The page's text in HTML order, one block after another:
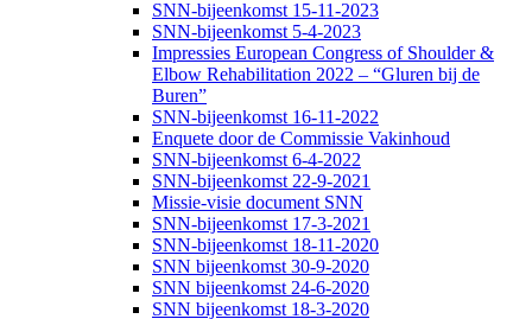
SNN-bijeenkomst 15-11-2023
SNN-bijeenkomst 5-4-2023
Impressies European Congress of Shoulder &
Elbow Rehabilitation 2022 – “Gluren bij de
Buren”
SNN-bijeenkomst 16-11-2022
Enquete door de Commissie Vakinhoud
SNN-bijeenkomst 6-4-2022
SNN-bijeenkomst 22-9-2021
Missie-visie document SNN
SNN-bijeenkomst 17-3-2021
SNN-bijeenkomst 18-11-2020
SNN bijeenkomst 30-9-2020
SNN bijeenkomst 24-6-2020
SNN bijeenkomst 18-3-2020